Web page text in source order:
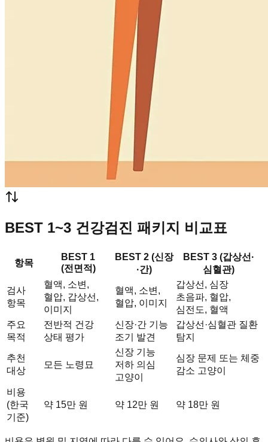
BEST 1~3 건강검진 패키지 비교표
항목
BEST 1
(전면적)
BEST 2 (신장
·간)
BEST 3 (갑상선·
심혈관)
검사
항목
혈액, 소변,
혈압, 갑상선,
이미지
혈액, 소변,
혈압, 이미지
갑상선, 심장
초음파, 혈압,
심전도, 혈액
주요
목적
전반적 건강
상태 평가
신장·간 기능
조기 발견
갑상선·심혈관 질환
탐지
추천
대상
모든 노령묘
신장 기능
저하 의심
고양이
심장 문제 또는 체중
감소 고양이
비용
(한국
기준)
약 15만 원 약 12만 원 약 18만 원